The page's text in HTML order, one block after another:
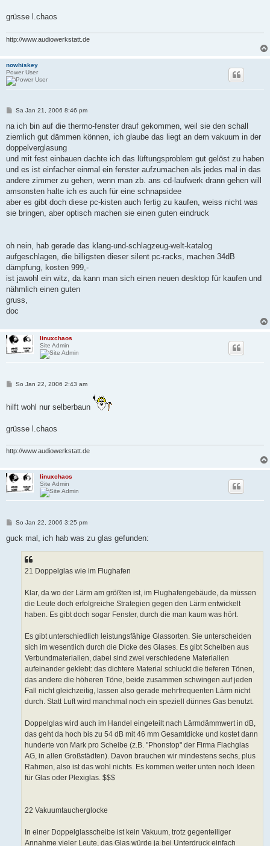
grüsse l.chaos
http://www.audiowerkstatt.de
nowhiskey
Power User
B
i
r
a
g
Sa Jan 21, 2006 8:46 pm
na ich bin auf die thermo-fenster drauf gekommen, weil sie den schall
ziemlich gut dämmen können, ich glaube das liegt an dem vakuum in der
doppelverglasung
und mit fest einbauen dachte ich das lüftungsproblem gut gelöst zu haben
und es ist einfacher einmal ein fenster aufzumachen als jedes mal in das
andere zimmer zu gehen, wenn man zb. ans cd-laufwerk drann gehen will
amsonsten halte ich es auch für eine schnapsidee
aber es gibt doch diese pc-kisten auch fertig zu kaufen, weiss nicht was
sie bringen, aber optisch machen sie einen guten eindruck
oh nein, hab gerade das klang-und-schlagzeug-welt-katalog
aufgeschlagen, die billigsten dieser silent pc-racks, machen 34dB
dämpfung, kosten 999,-
ist jawohl ein witz, da kann man sich einen neuen desktop für kaufen und
nähmlich einen guten
gruss,
doc
linuxchaos
Site Admin
B
t
g
So Jan 22, 2006 2:43 am
hilft wohl nur selberbaun
grüsse l.chaos
http://www.audiowerkstatt.de
linuxchaos
Site Admin
B
i
So Jan 22, 2006 3:25 pm
guck mal, ich hab was zu glas gefunden:
21 Doppelglas wie im Flughafen
Klar, da wo der Lärm am größten ist, im Flughafengebäude, da müssen
die Leute doch erfolgreiche Strategien gegen den Lärm entwickelt
haben. Es gibt doch sogar Fenster, durch die man kaum was hört.
Es gibt unterschiedlich leistungsfähige Glassorten. Sie unterscheiden
sich im wesentlich durch die Dicke des Glases. Es gibt Scheiben aus
Verbundmaterialien, dabei sind zwei verschiedene Materialien
aufeinander geklebt: das dichtere Material schluckt die tieferen Tönen,
das andere die höheren Töne, beide zusammen schwingen auf jeden
Fall nicht gleichzeitig, lassen also gerade mehrfrequenten Lärm nicht
durch. Statt Luft wird manchmal noch ein speziell dünnes Gas benutzt.
Doppelglas wird auch im Handel eingeteilt nach Lärmdämmwert in dB,
das geht da hoch bis zu 54 dB mit 46 mm Gesamtdicke und kostet dann
hunderte von Mark pro Scheibe (z.B. "Phonstop" der Firma Flachglas
AG, in allen Großstädten). Davon brauchen wir mindestens sechs, plus
Rahmen, also ist das wohl nichts. Es kommen weiter unten noch Ideen
für Glas oder Plexiglas. $$$
22 Vakuumtaucherglocke
In einer Doppelglasscheibe ist kein Vakuum, trotz gegenteiliger
Annahme vieler Leute, das Glas würde ja bei Unterdruck einfach